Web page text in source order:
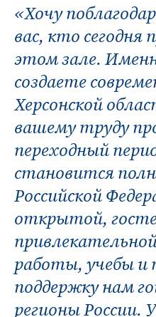
«Хочу
вас, кто
этом зале.
создаете
Херсонской
вашему труду
переходный
становится
Российской
открытой,
работы, учебы и
поддержку нам
регионы России.